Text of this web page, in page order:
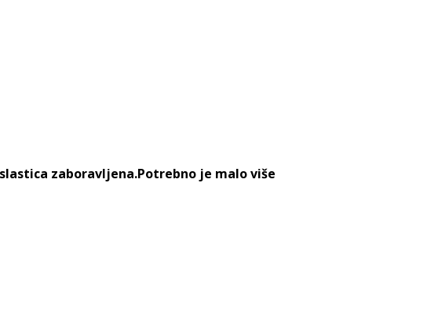
zaboravljena.Potrebno je malo više